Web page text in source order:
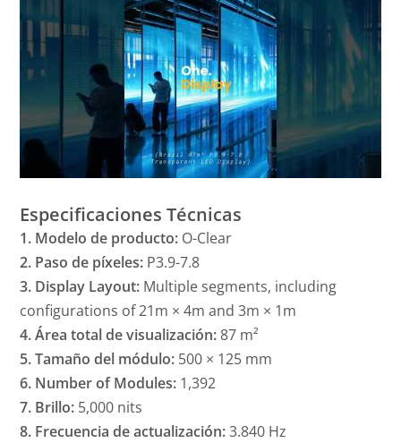
Especificaciones Técnicas
1. Modelo de producto: O-Clear
2. Paso de píxeles: P3.9-7.8
3. Display Layout: Multiple segments, including
configurations of 21m × 4m and 3m × 1m
4. Área total de visualización:87 m²
5. Tamaño del módulo: 500 × 125 mm
6. Number of Modules: 1,392
7. Brillo: 5,000 nits
8. Frecuencia de actualización:3.840 Hz